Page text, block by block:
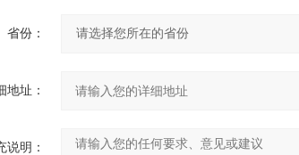
省份：
地址：
说明：